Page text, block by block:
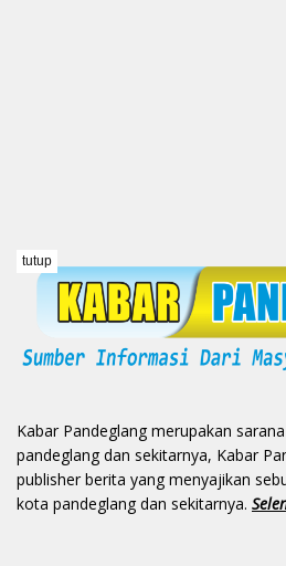
Kabar Pandeglang merupakan
pandeglang dan sekitarnya, Kabar
publisher berita yang menyajikan
kota pandeglang dan sekitarnya.
tutup